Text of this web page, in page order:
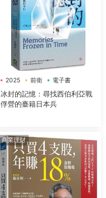
2025 前衛 電子書
冰封的記憶：尋找西伯利亞戰
俘營的臺籍日本兵
商業理財